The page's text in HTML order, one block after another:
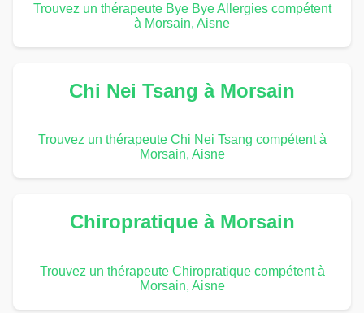
Trouvez un thérapeute Bye Bye Allergies compétent
à Morsain, Aisne
Chi Nei Tsang à Morsain
Trouvez un thérapeute Chi Nei Tsang compétent à
Morsain, Aisne
Chiropratique à Morsain
Trouvez un thérapeute Chiropratique compétent à
Morsain, Aisne